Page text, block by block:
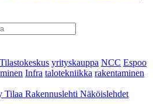
Tilastokeskus yrityskauppa NCC Espoo
Infra talotekniikka rakentaminen
Tilaa Rakennuslehti Näköislehdet